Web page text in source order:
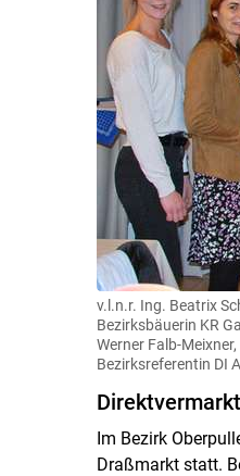
v.l.n.r. Ing. Beatrix
Bezirksbäuerin KR
Werner Falb-
Bezirksreferentin DI
Im Bezirk
Draßmarkt statt.